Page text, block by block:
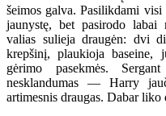
šeimos galva. Pasilikdami
jaunystę, bet pasirodo labai
valias sulieja draugėn: dvi
krepšinį, plaukioja baseine,
gėrimo pasekmės.
nesklandumas — Harry
artimesnis draugas. Dabar liko